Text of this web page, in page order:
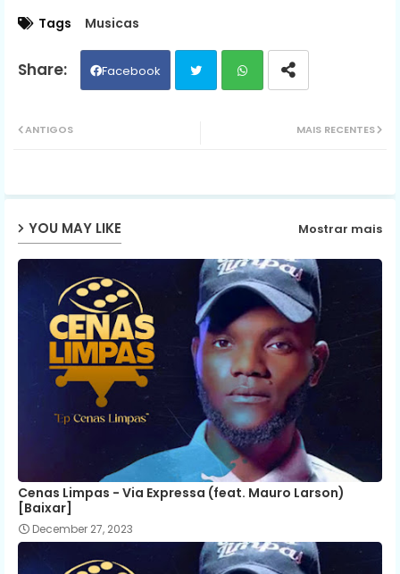
Tags Musicas
Facebook
ap
MAIS RECENTES
ANTIGOS
YOU MAY LIKE Mostrar mais
Cenas Limpas - Via Expressa (feat. Mauro Larson)
[Baixar]
December 27, 2023